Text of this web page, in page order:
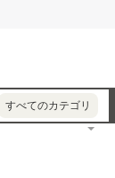
すべてのカテゴリ